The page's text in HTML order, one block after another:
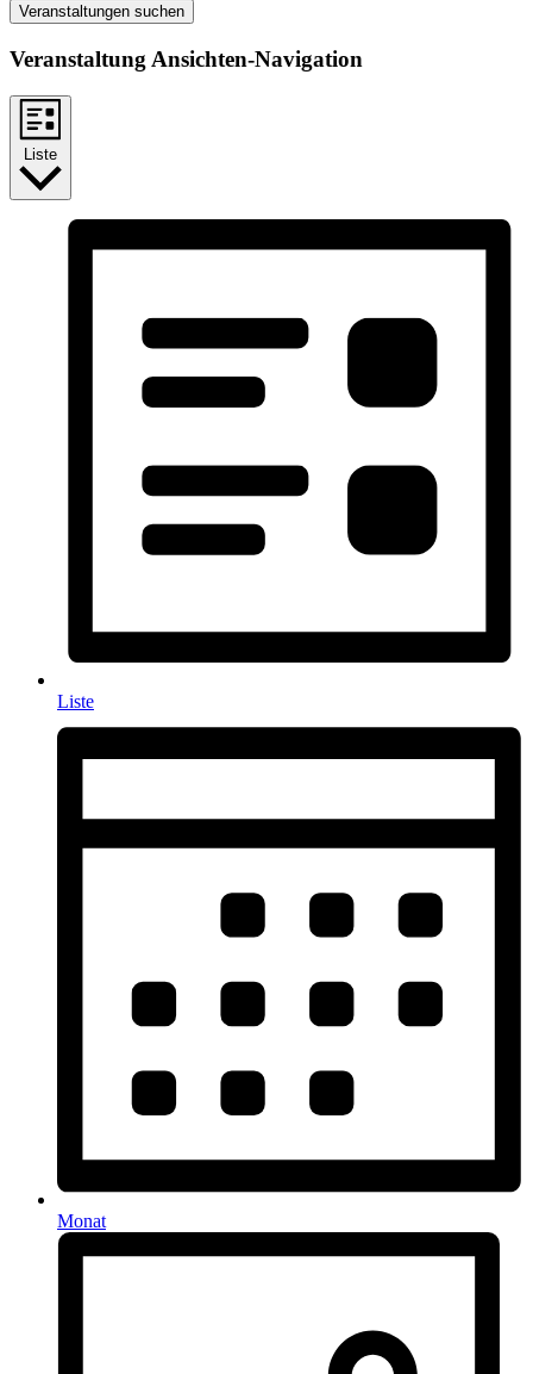
Veranstaltungen suchen
Veranstaltung Ansichten-Navigation
Liste
Liste
Monat